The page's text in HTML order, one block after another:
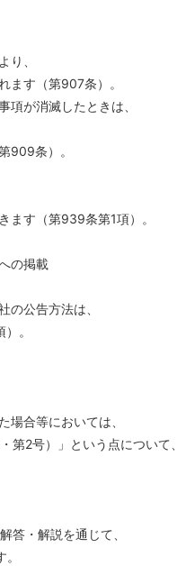
、
ます（第907条）。
項が消滅したときは、
909条）。
ます（第939条第1項）。
の掲載
の公告方法は、
。
場合等においては、
2号）」という点について、
答・解説を通じて、